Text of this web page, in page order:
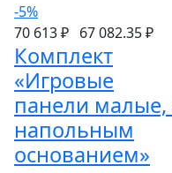
-5%
70 613 ₽ 67 082.35 ₽
Комплект
«Игровые
панели малые,
напольным
основанием»